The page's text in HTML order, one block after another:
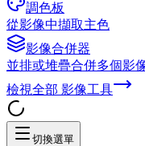
調色板
從影像中擷取主色
影像合併器
並排或堆疊合併多個影
檢視全部 影像工具
切換選單